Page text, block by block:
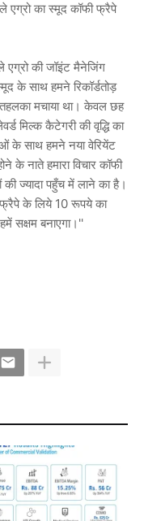
एग्रो का स्‍मूद कॉफी फ्रैपे
एग्रो की जॉइंट मैनेजिंग
के साथ हमने रिकॉर्डतोड़
मचाया था। केवल छह
मिल्‍क कैटेगरी की वृद्धि का
के साथ हमने नया वेरियेंट
के नाते हमारा विचार कॉफी
ज्‍यादा पहुँच में लाने का है।
फ्रैपे के लिये 10 रूपये का
सक्षम बनाएगा।''